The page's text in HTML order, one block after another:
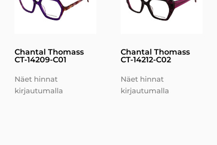
Chantal Thomass
CT-14209-C01
Näet hinnat
kirjautumalla
Chantal Thomass
CT-14212-C02
Näet hinnat
kirjautumalla